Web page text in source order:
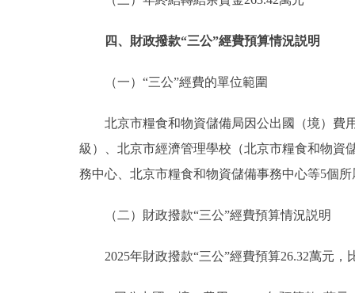
四、財政撥款“三公”經費預算情況説明
（一）“三公”經費的單位範圍
北京市糧食和物資儲備局因公出國（境）費用
級）、北京市經濟管理學校（北京市糧食和物資
務中心、北京市糧食和物資儲備事務中心等5個
（二）財政撥款“三公”經費預算情況説明
2025年財政撥款“三公”經費預算26.32萬元，